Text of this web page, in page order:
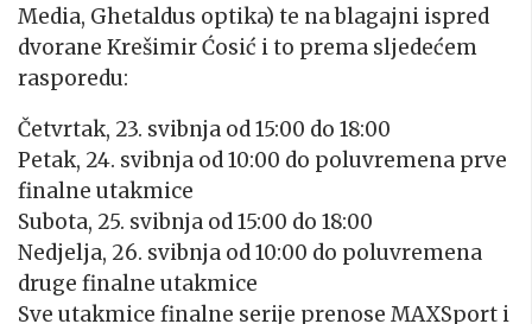
Media, Ghetaldus optika) te na blagajni ispred
dvorane Krešimir Ćosić i to prema sljedećem
rasporedu:
Četvrtak, 23. svibnja od 15:00 do 18:00
Petak, 24. svibnja od 10:00 do poluvremena prve
finalne utakmice
Subota, 25. svibnja od 15:00 do 18:00
Nedjelja, 26. svibnja od 10:00 do poluvremena
druge finalne utakmice
Sve utakmice finalne serije prenose MAXSport i